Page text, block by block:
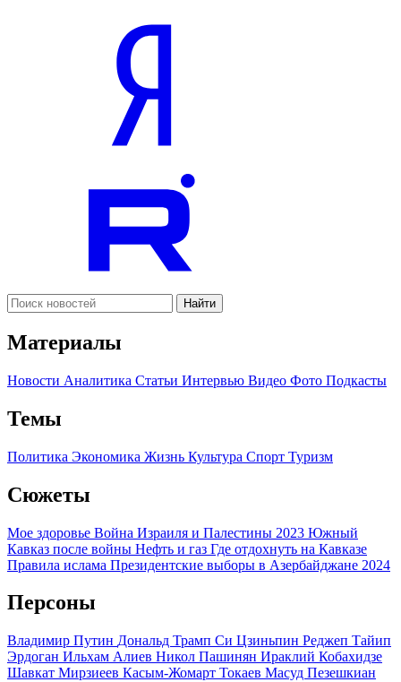
Найти
Материалы
Новости Аналитика Статьи Интервью Видео Фото Подкасты
Темы
Политика Экономика Жизнь Культура Спорт Туризм
Сюжеты
Мое здоровье Война Израиля и Палестины 2023 Южный
Кавказ после войны Нефть и газ Где отдохнуть на Кавказе
Правила ислама Президентские выборы в Азербайджане 2024
Персоны
Владимир Путин Дональд Трамп Си Цзиньпин Реджеп Тайип
Эрдоган Ильхам Алиев Никол Пашинян Ираклий Кобахидзе
Шавкат Мирзиеев Касым-Жомарт Токаев Масуд Пезешкиан